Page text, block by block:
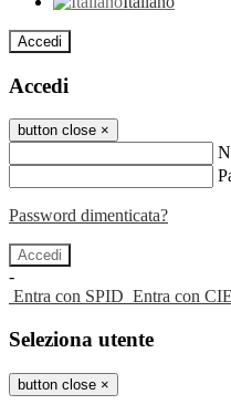
Accedi
Accedi
button close ×
Password dimenticata?
-
Entra con SPID Entra con CIE
Seleziona utente
button close ×